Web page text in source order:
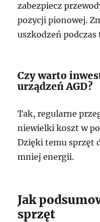
zabezpiecz
pozycji pionowej.
uszkodzeń
Czy warto
urządzeń AGD?
Tak, regularne
niewielki koszt w
Dzięki temu sprzęt
mniej energii.
Jak
sprzęt